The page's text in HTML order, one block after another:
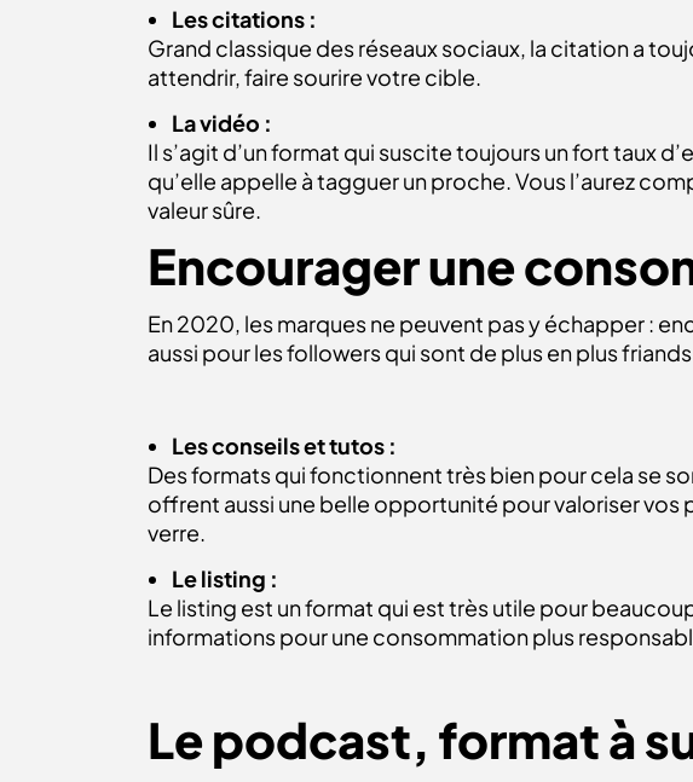
Les citations :
Grand classique des réseaux sociaux, la citation a
attendrir, faire sourire votre cible.
La vidéo :
Il s’agit d’un format qui suscite toujours un fort taux
qu’elle appelle à tagguer un proche. Vous l’aurez
valeur sûre.
Encourager une
En 2020, les marques ne peuvent pas y échapper :
aussi pour les followers qui sont de plus en plus
Les conseils et tutos :
Des formats qui fonctionnent très bien pour cela se
offrent aussi une belle opportunité pour valoriser
verre.
Le listing :
Le listing est un format qui est très utile pour
informations pour une consommation plus
Le podcast, format à